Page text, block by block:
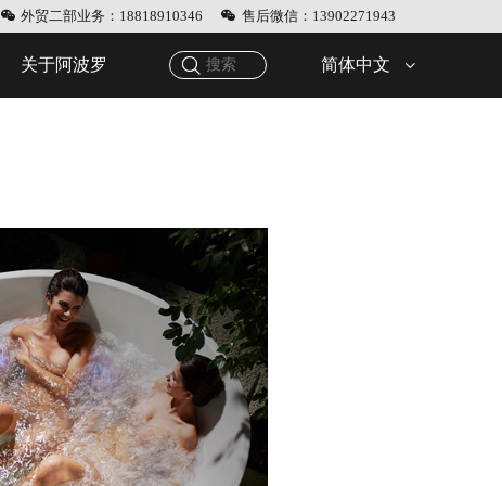
外贸二部业务：18818910346 售后微信：13902271943
关于阿波罗 简体中文